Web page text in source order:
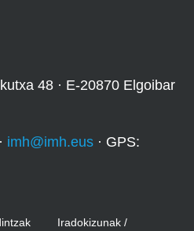
48 · E-20870 Elgoibar
· imh@imh.eus · GPS:
Iradokizunak /